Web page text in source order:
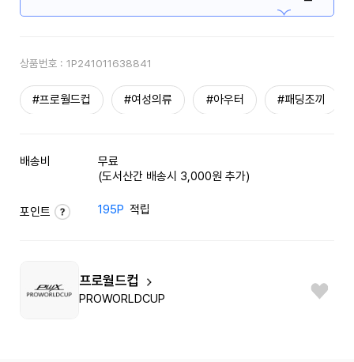
상품번호 : 1P241011638841
#프로월드컵 #여성의류 #아우터 #패딩조끼
배송비
무료
(도서산간 배송시 3,000원 추가)
포인트 195P 적립
프로월드컵
PROWORLDCUP